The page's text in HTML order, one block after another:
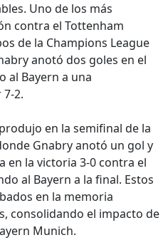
Uno de los más
contra el Tottenham
de la Champions League
anotó dos goles en el
al Bayern a una
2.
en la semifinal de la
Gnabry anotó un gol y
en la victoria 3-0 contra el
al Bayern a la final. Estos
en la memoria
consolidando el impacto de
Munich.